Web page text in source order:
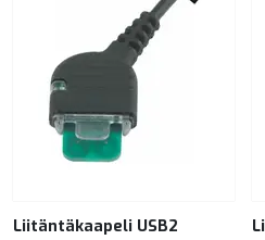
Liitäntäkaapeli USB2